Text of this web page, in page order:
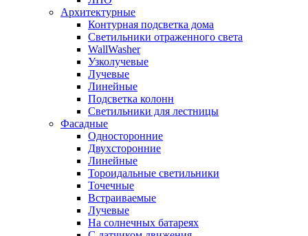
Архитектурные
Контурная подсветка дома
Светильники отраженного света
WallWasher
Узколучевые
Лучевые
Линейные
Подсветка колонн
Светильники для лестницы
Фасадные
Односторонние
Двухсторонние
Линейные
Тороидальные светильники
Точечные
Встраиваемые
Лучевые
На солнечных батареях